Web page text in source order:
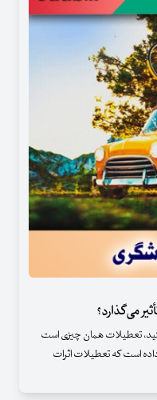
می‌گذارد؟
تعطیلات همان چیزی است
است که تعطیلات اثرات